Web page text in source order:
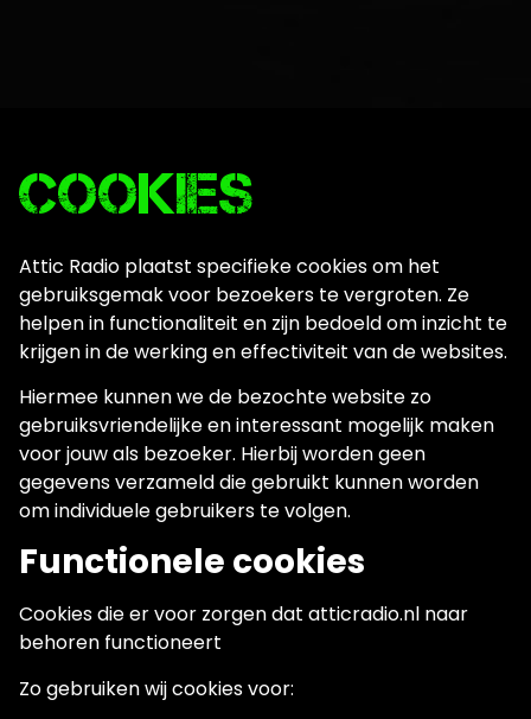
Cookies
Attic Radio plaatst specifieke cookies om het
gebruiksgemak voor bezoekers te vergroten. Ze
helpen in functionaliteit en zijn bedoeld om inzicht te
krijgen in de werking en effectiviteit van de websites.
Hiermee kunnen we de bezochte website zo
gebruiksvriendelijke en interessant mogelijk maken
voor jouw als bezoeker. Hierbij worden geen
gegevens verzameld die gebruikt kunnen worden
om individuele gebruikers te volgen.
Functionele cookies
Cookies die er voor zorgen dat atticradio.nl naar
behoren functioneert
Zo gebruiken wij cookies voor: